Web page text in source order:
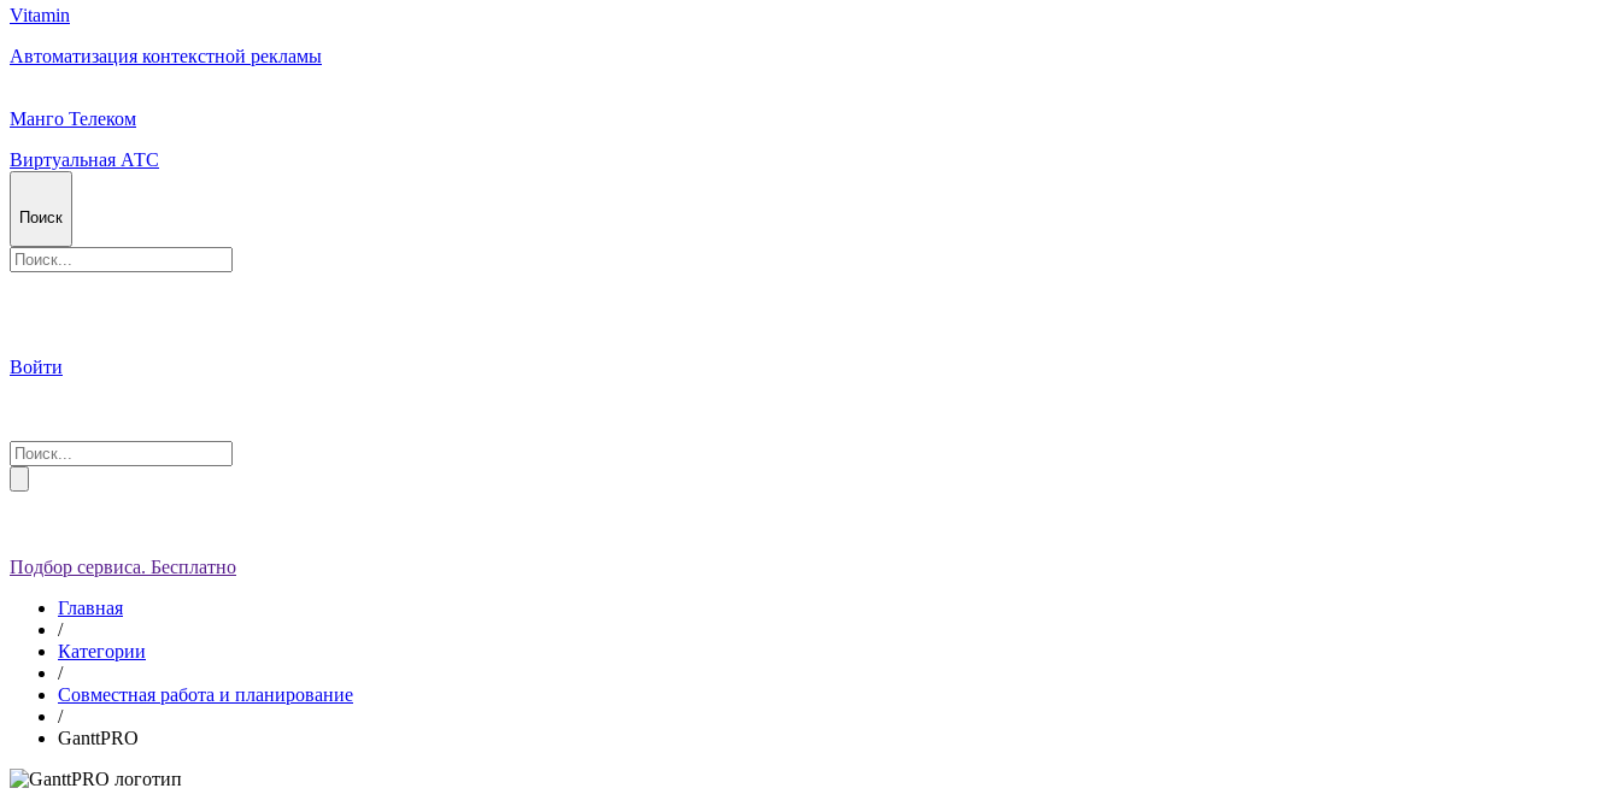
Vitamin
Автоматизация контекстной рекламы
Манго Телеком
Виртуальная АТС
Поиск
Войти
Подбор сервиса. Бесплатно
Главная
/
Категории
/
Совместная работа и планирование
/
GanttPRO